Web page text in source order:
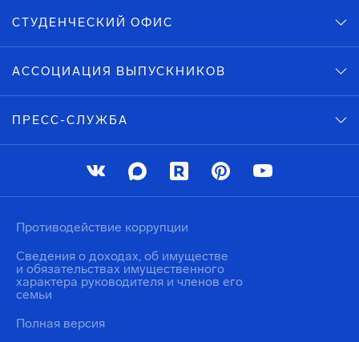
СТУДЕНЧЕСКИЙ ОФИС
АССОЦИАЦИЯ ВЫПУСКНИКОВ
ПРЕСС-СЛУЖБА
Противодействие коррупции
Сведения о доходах, об имуществе
и обязательствах имущественного
характера руководителя и членов его
семьи
Полная версия